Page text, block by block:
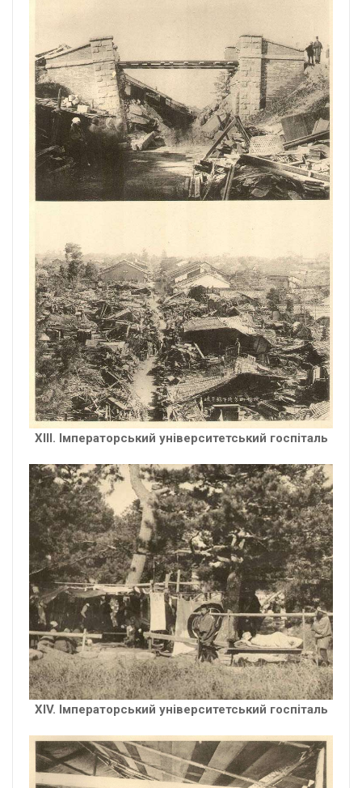
XІІІ. Імператорський університетський госпіталь
XIV. Імператорський університетський госпіталь